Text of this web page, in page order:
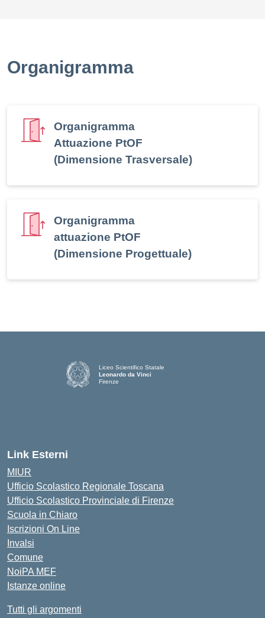
Organigramma
Organigramma
Attuazione PtOF
(Dimensione Trasversale)
Organigramma
attuazione PtOF
(Dimensione Progettuale)
Liceo Scientifico Statale
Leonardo da Vinci
Firenze
Link Esterni
MIUR
Ufficio Scolastico Regionale Toscana
Ufficio Scolastico Provinciale di Firenze
Scuola in Chiaro
Iscrizioni On Line
Invalsi
Comune
NoiPA MEF
Istanze online
Tutti gli argomenti